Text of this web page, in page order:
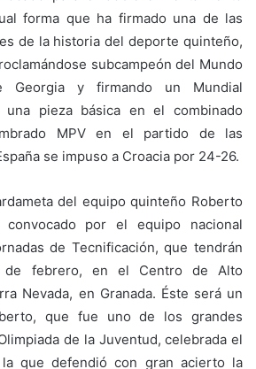
forma que ha firmado una de las
de la historia del deporte quinteño,
subcampeón del Mundo
y firmando un Mundial
una pieza básica en el combinado
MPV en el partido de las
se impuso a Croacia por 24-26.
del equipo quinteño Roberto
por el equipo nacional
de Tecnificación, que tendrán
febrero, en el Centro de Alto
Nevada, en Granada. Éste será un
que fue uno de los grandes
de la Juventud, celebrada el
que defendió con gran acierto la